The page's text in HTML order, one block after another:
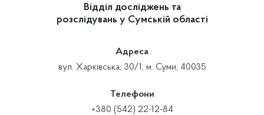
Відділ досліджень та
розслідувань у Сумській області
Адреса
вул. Харківська, 30/1, м. Суми, 40035
Телефони
+380 (542) 22-12-84